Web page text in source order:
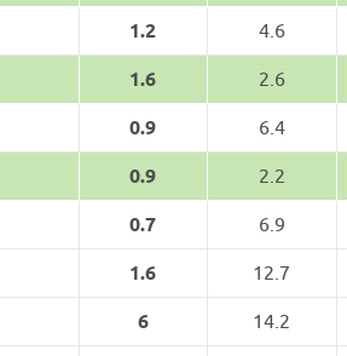
1.2 4.6
1.6 2.6
0.9 6.4
0.9 2.2
0.7 6.9
1.6 12.7
6 14.2